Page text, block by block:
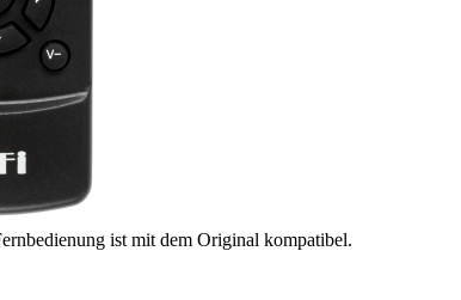
ist mit dem Original kompatibel.